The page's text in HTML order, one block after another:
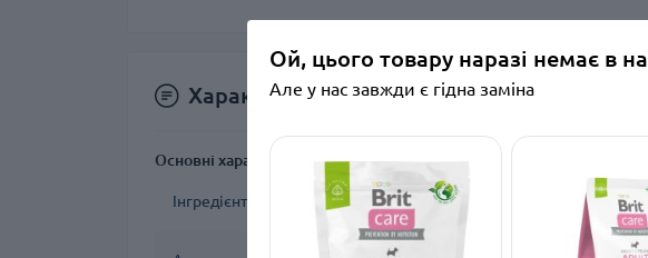
Характеристики
Основні характеристики
Інгредієнти Ягня
Ой, цього товару наразі немає в
Але у нас завжди є гідна заміна